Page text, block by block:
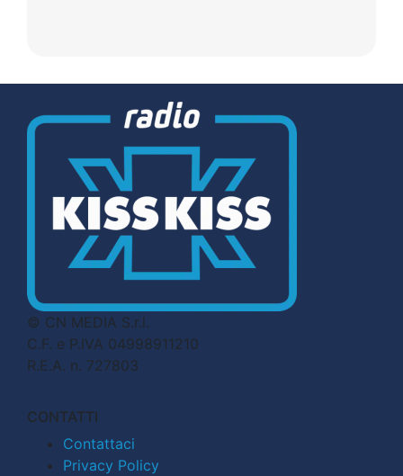
© CN MEDIA S.r.l.
C.F. e P.IVA 04998911210
R.E.A. n. 727803
CONTATTI
Contattaci
Privacy Policy